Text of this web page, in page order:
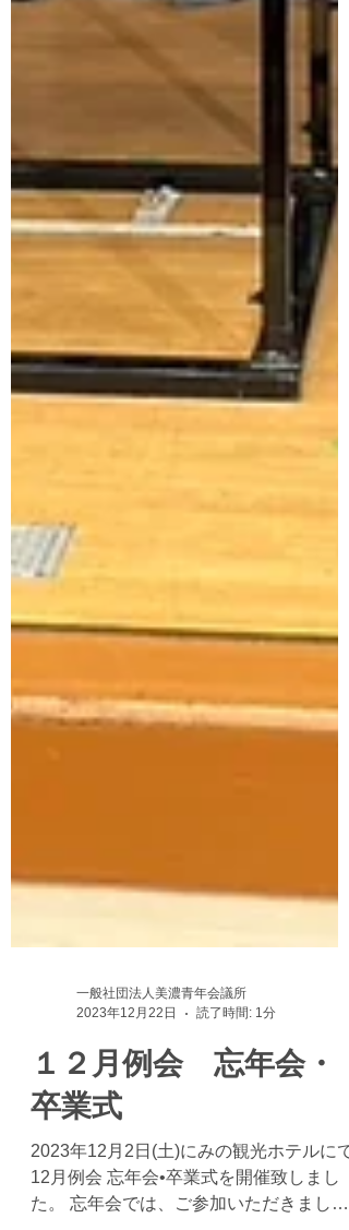
一般社団法人美濃青年会議所
読了時間: 1分
１２月例会 忘年会・
卒業式
2023年12月2日(土)にみの観光ホテルにて
12月例会 忘年会•卒業式を開催致しまし